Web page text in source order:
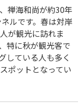
禅海和尚が約30年
ルです。春は対岸
が観光に訪れま
特に秋が観光客で
している人も多く
ポットとなってい